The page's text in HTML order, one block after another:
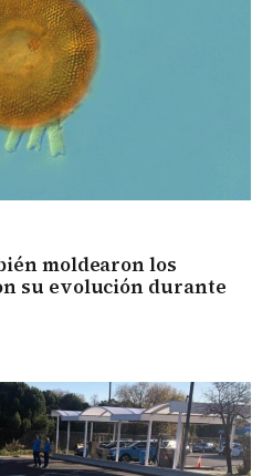
moldearon los
su evolución durante